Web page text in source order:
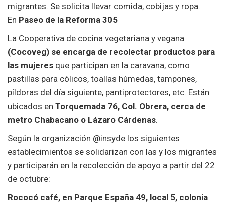
migrantes. Se solicita llevar comida, cobijas y ropa.
En Paseo de la Reforma 305
La Cooperativa de cocina vegetariana y vegana
(Cocoveg) se encarga de recolectar productos para
las mujeres que participan en la caravana, como
pastillas para cólicos, toallas húmedas, tampones,
píldoras del día siguiente, pantiprotectores, etc. Están
ubicados en Torquemada 76, Col. Obrera, cerca de
metro Chabacano o Lázaro Cárdenas.
Según la organización @insyde los siguientes
establecimientos se solidarizan con las y los migrantes
y participarán en la recolección de apoyo a partir del 22
de octubre:
Rococó café, en Parque España 49, local 5, colonia